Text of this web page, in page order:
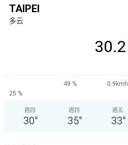
TAIPEI
多云
30.2
49 %
0.9kmh
25 %
週四
30°
週四
35°
週五
33°